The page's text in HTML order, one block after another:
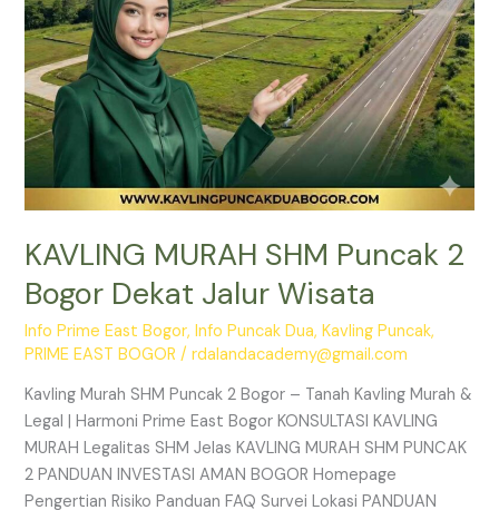
KAVLING MURAH SHM Puncak 2
Bogor Dekat Jalur Wisata
Info Prime East Bogor,Info Puncak Dua,Kavling Puncak,
PRIME EAST BOGOR /rdalandacademy@gmail.com
Kavling Murah SHM Puncak 2 Bogor – Tanah Kavling Murah &
Legal | Harmoni Prime East Bogor KONSULTASI KAVLING
MURAH Legalitas SHM Jelas KAVLING MURAH SHM PUNCAK
2 PANDUAN INVESTASI AMAN BOGOR Homepage
Pengertian Risiko Panduan FAQ Survei Lokasi PANDUAN